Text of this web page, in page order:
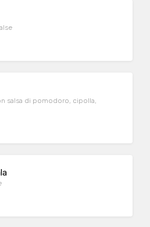
salsa di pomodoro, cipolla,